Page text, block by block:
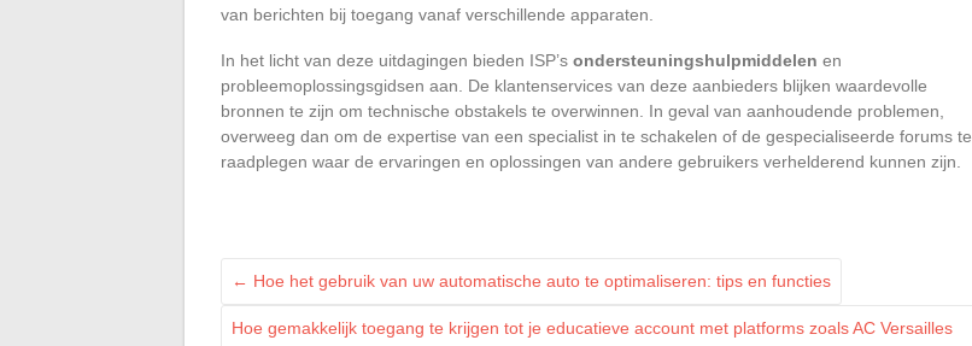
van berichten bij toegang vanaf verschillende apparaten.
In het licht van deze uitdagingen bieden ISP’s ondersteuningshulpmiddelen en
probleemoplossingsgidsen aan. De klantenservices van deze aanbieders blijken waardevolle
bronnen te zijn om technische obstakels te overwinnen. In geval van aanhoudende problemen,
overweeg dan om de expertise van een specialist in te schakelen of de gespecialiseerde forums te
raadplegen waar de ervaringen en oplossingen van andere gebruikers verhelderend kunnen zijn.
← Hoe het gebruik van uw automatische auto te optimaliseren: tips en functies
Hoe gemakkelijk toegang te krijgen tot je educatieve account met platforms zoals AC Versailles